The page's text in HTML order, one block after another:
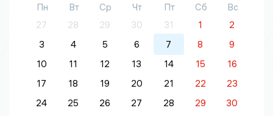
Пн Вт Ср Чт Пт Сб
Вс
27
28 29 30 31 1
2
3
4 5 6 7 8
9
10
11 12 13 14 15
16
17
18 19 20 21 22
23
24
25 26 27 28 29 30